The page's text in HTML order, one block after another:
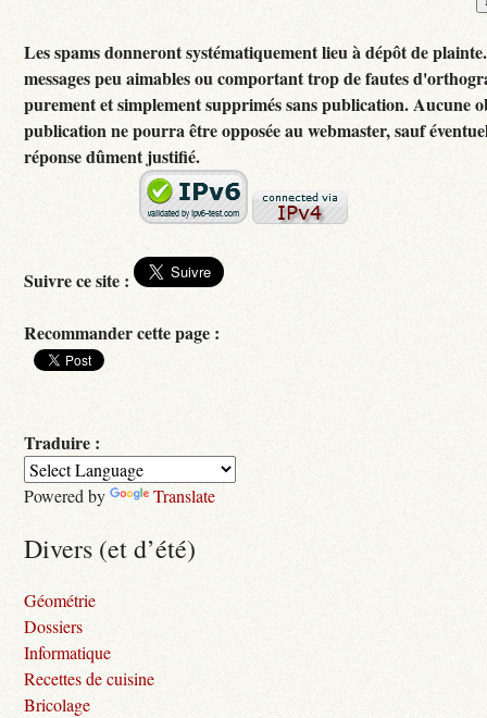
Les spams donneront systématiquement lieu à dépôt de
messages peu aimables ou comportant trop de fautes
purement et simplement supprimés sans publication. Aucune
publication ne pourra être opposée au webmaster, sauf
réponse dûment justifié.
Suivre ce site :
Recommander cette page :
Traduire :
Powered by Translate
Divers (et d’été)
Géométrie
Dossiers
Informatique
Recettes de cuisine
Bricolage